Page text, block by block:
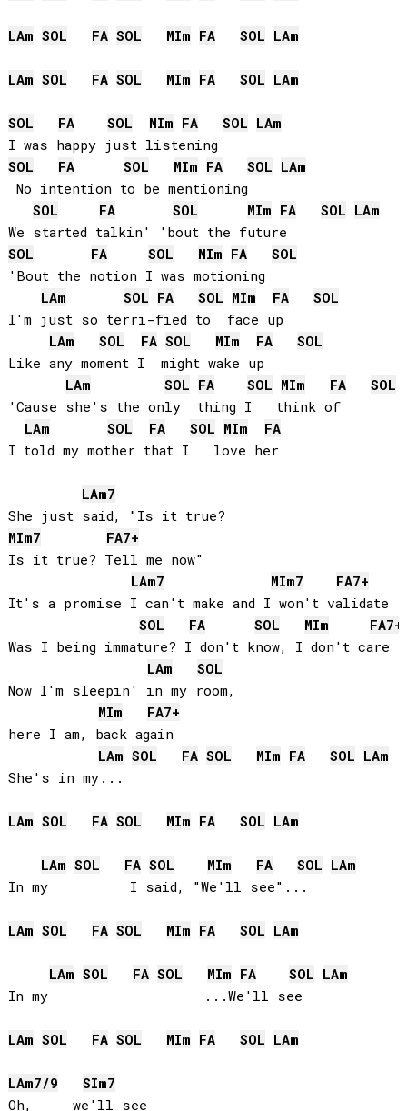
LAm SOL FA SOL MIm FA SOL LAm
LAm SOL FA SOL MIm FA SOL LAm
SOL FA SOL MIm FA SOL LAm
SOL
FA SOL MIm FA SOL LAm
No intention to be mentioning
SOL
FA SOL MIm FA SOL LAm
SOL
FA SOL MIm FA
SOL
'Bout the notion I was motioning
LAm SOL FA SOL MIm FA
SOL
I'm just so terri-fied to  face up
LAm SOL FA SOL MIm FA
SOL
Like any moment I  might wake up
LAm SOL FA SOL MIm FA
SOL
'Cause she's the only  thing I   think of
LAm SOL FA SOL MIm
FA
I told my mother that I   love her
LAm7
MIm7 FA7+
Is it true? Tell me now"
LAm7 MIm7 FA7+
It's a promise I can't make and I won't validate
SOL
FA SOL MIm FA7+
Was I being immature? I don't know, I don't care
LAm
SOL
Now I'm sleepin' in my room,
MIm FA7+
here I am, back again
LAm SOL FA SOL MIm FA SOL LAm
She's in my...
LAm SOL FA SOL MIm FA SOL LAm
LAm SOL FA SOL MIm FA SOL LAm
In my          I said, "We'll see"...
LAm SOL FA SOL MIm FA SOL LAm
LAm SOL FA SOL MIm FA SOL LAm
In my                   ...We'll see
LAm SOL FA SOL MIm FA SOL LAm
LAm7/9 SIm7
Oh,     we'll see